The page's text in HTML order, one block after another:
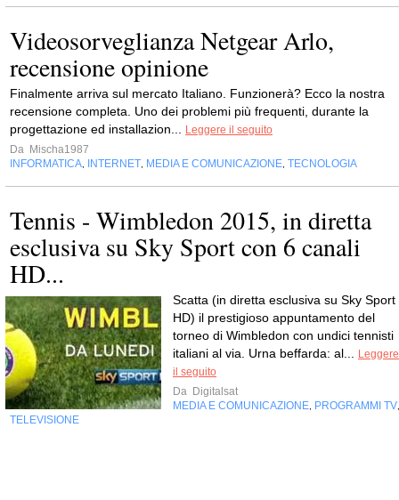
Videosorveglianza Netgear Arlo,
recensione opinione
Finalmente arriva sul mercato Italiano. Funzionerà? Ecco la nostra
recensione completa. Uno dei problemi più frequenti, durante la
progettazione ed installazion...
Leggere il seguito
Da Mischa1987
INFORMATICA INTERNET MEDIA E COMUNICAZIONE TECNOLOGIA
Tennis - Wimbledon 2015, in diretta
esclusiva su Sky Sport con 6 canali
HD...
Scatta (in diretta esclusiva su Sky Sport
HD) il prestigioso appuntamento del
torneo di Wimbledon con undici tennisti
italiani al via. Urna beffarda: al...
Leggere
il seguito
Da Digitalsat
MEDIA E COMUNICAZIONE PROGRAMMI TV
TELEVISIONE